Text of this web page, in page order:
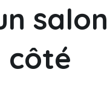
salon
côté